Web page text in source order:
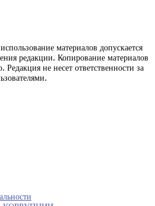
материалов допускается
редакции. Копирование материалов
Редакция не несет ответственности за